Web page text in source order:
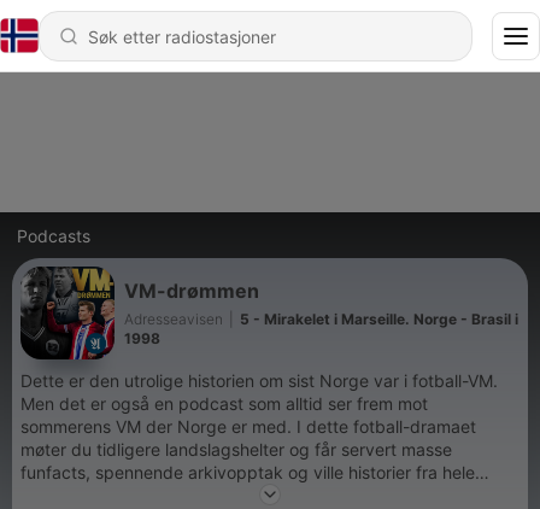
Podcasts
VM-drømmen
Adresseavisen
5 - Mirakelet i Marseille. Norge - Brasil i
1998
Dette er den utrolige historien om sist Norge var i fotball-VM.
Men det er også en podcast som alltid ser frem mot
sommerens VM der Norge er med. I dette fotball-dramaet
møter du tidligere landslagshelter og får servert masse
funfacts, spennende arkivopptak og ville historier fra hele
Norge. Adresseavisens Kristoffer Furberg og Alexander